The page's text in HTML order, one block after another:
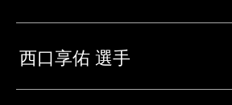
西口享佑 選手